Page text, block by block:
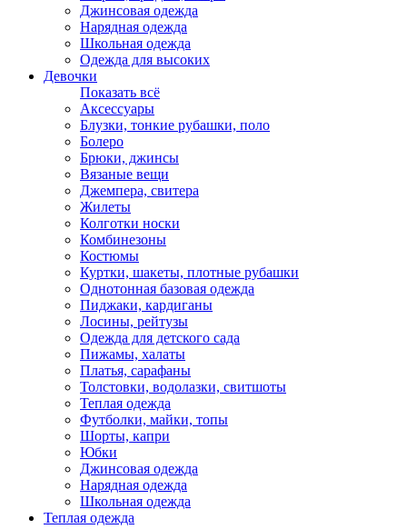
Джинсовая одежда
Нарядная одежда
Школьная одежда
Одежда для высоких
Девочки
Показать всё
Аксессуары
Блузки, тонкие рубашки, поло
Болеро
Брюки, джинсы
Вязаные вещи
Джемпера, свитера
Жилеты
Колготки носки
Комбинезоны
Костюмы
Куртки, шакеты, плотные рубашки
Однотонная базовая одежда
Пиджаки, кардиганы
Лосины, рейтузы
Одежда для детского сада
Пижамы, халаты
Платья, сарафаны
Толстовки, водолазки, свитшоты
Теплая одежда
Футболки, майки, топы
Шорты, капри
Юбки
Джинсовая одежда
Нарядная одежда
Школьная одежда
Теплая одежда